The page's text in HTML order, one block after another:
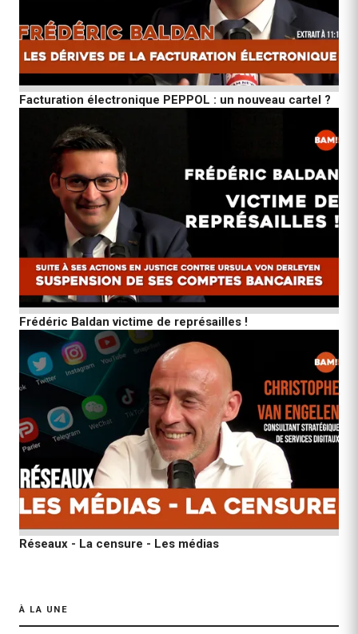
Facturation électronique PEPPOL : un nouveau cartel ?
Frédéric Baldan victime de représailles !
Réseaux - La censure - Les médias
À LA UNE